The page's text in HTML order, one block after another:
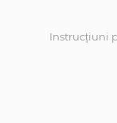
Instrucțiuni